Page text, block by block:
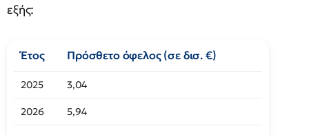
εξής:
Έτος Πρόσθετο όφελος (σε δισ. €)
2025 3,04
2026 5,94